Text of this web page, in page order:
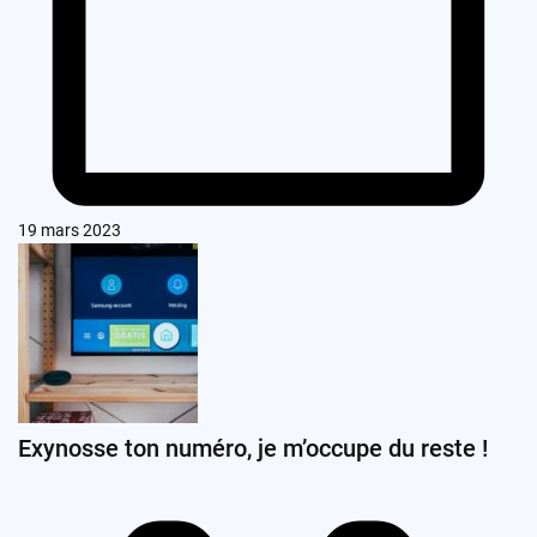
19 mars 2023
Exynosse ton numéro, je m’occupe du reste !